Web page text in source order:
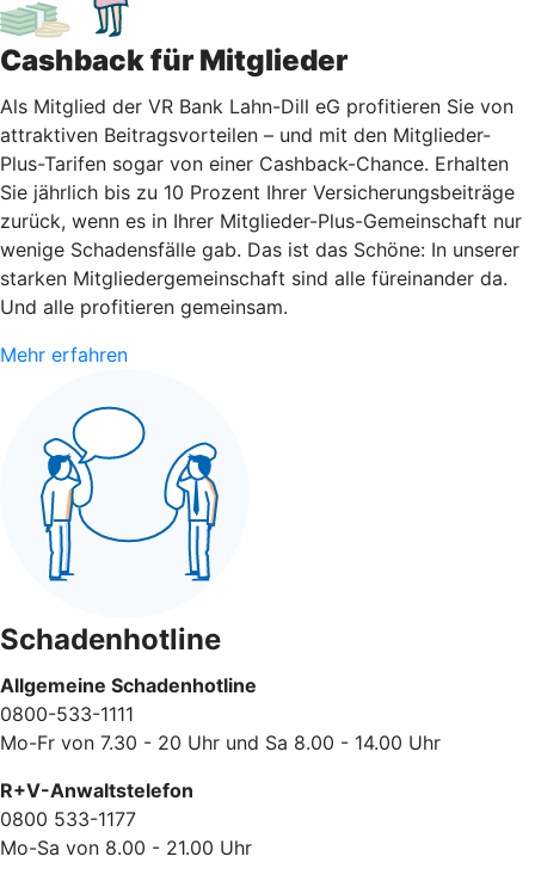
Cashback für Mitglieder
Als Mitglied der VR Bank Lahn-Dill eG profitieren Sie von
attraktiven Beitragsvorteilen – und mit den Mitglieder-
Plus-Tarifen sogar von einer Cashback-Chance. Erhalten
Sie jährlich bis zu 10 Prozent Ihrer Versicherungsbeiträge
zurück, wenn es in Ihrer Mitglieder-Plus-Gemeinschaft nur
wenige Schadensfälle gab. Das ist das Schöne: In unserer
starken Mitgliedergemeinschaft sind alle füreinander da.
Und alle profitieren gemeinsam.
Mehr erfahren
Schadenhotline
Allgemeine Schadenhotline
0800-533-1111
Mo-Fr von 7.30 - 20 Uhr und Sa 8.00 - 14.00 Uhr
R+V-Anwaltstelefon
0800 533-1177
Mo-Sa von 8.00 - 21.00 Uhr